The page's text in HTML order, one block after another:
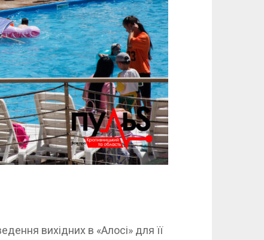
вихідних в «Алосі» для її